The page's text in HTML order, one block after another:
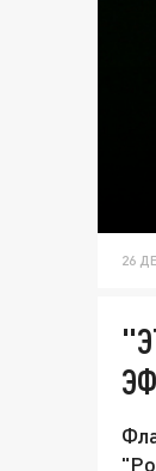
26